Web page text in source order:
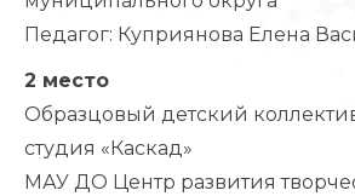
Педагог: Куприянова Елена
2 место
Образцовый детский
студия «Каскад»
МАУ ДО Центр развития